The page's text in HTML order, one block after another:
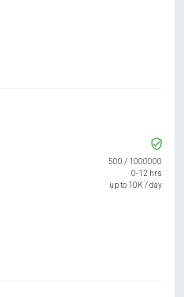
500 / 1000000
0-12 hrs
up to 10K / day